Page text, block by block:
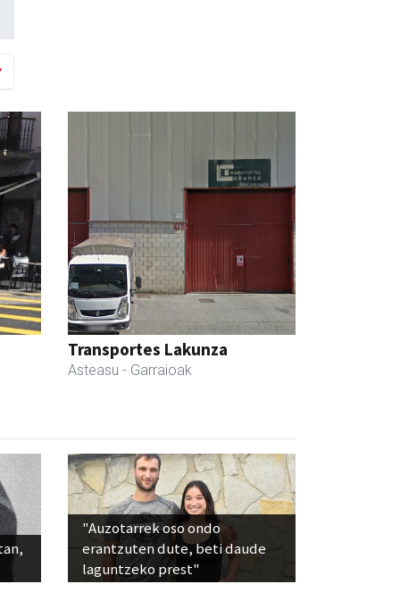
Transportes Lakunza
Asteasu - Garraioak
"Auzotarrek oso ondo
erantzuten dute, beti daude
laguntzeko prest"